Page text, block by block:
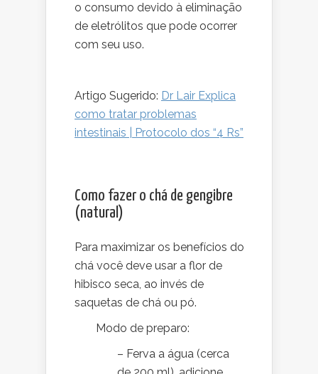
o consumo devido à eliminação
de eletrólitos que pode ocorrer
com seu uso.
Artigo Sugerido: Dr Lair Explica
como tratar problemas
intestinais | Protocolo dos “4 Rs”
Como fazer o chá de gengibre
(natural)
Para maximizar os benefícios do
chá você deve usar a flor de
hibisco seca, ao invés de
saquetas de chá ou pó.
Modo de preparo:
– Ferva a água (cerca